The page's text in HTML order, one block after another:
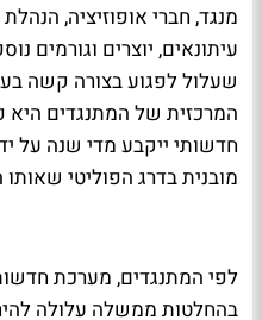
מנגד, חברי אופוזיציה, הנהלת
עיתונאים, יוצרים וגורמים
שעלול לפגוע בצורה קשה
המרכזית של המתנגדים
חדשותי ייקבע מדי שנה על
מובנית בדרג הפוליטי
לפי המתנגדים, מערכת
בהחלטות ממשלה עלולה